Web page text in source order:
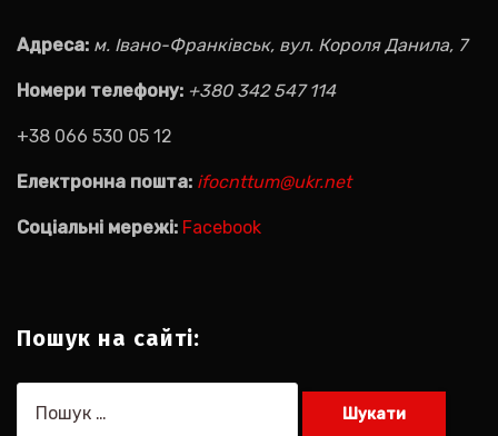
Адреса: м. Івано-Франківськ, вул. Короля Данила, 7
Номери телефону: +380 342 547 114
+38 066 530 05 12
Електронна пошта: ifocnttum@ukr.net
Соціальні мережі: Facebook
Пошук на сайті: